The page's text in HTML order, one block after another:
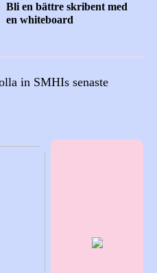
Bli en bättre skribent med
en whiteboard
in SMHIs senaste